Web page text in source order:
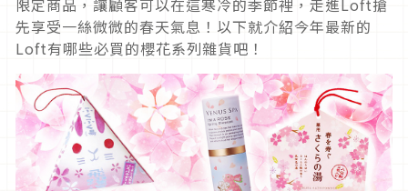
限定商品，讓顧客可以在這寒冷的季節裡，走進Loft搶
先享受一絲微微的春天氣息！以下就介紹今年最新的
Loft有哪些必買的櫻花系列雜貨吧！